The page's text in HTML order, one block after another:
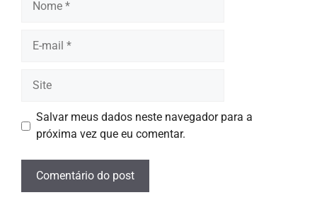
Salvar meus dados neste navegador para a
próxima vez que eu comentar.